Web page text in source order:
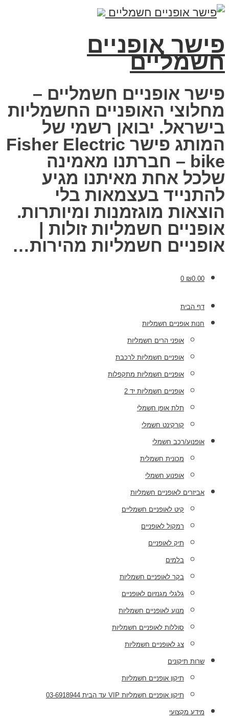
פישר אופניים
חשמליים
פישר אופניים חשמליים –
מחלוצי האופניים החשמליות
בישראל. יבואן רשמי של
המותג פישר Fisher Electric
bike – חברתנו מאמינה
שלכל אחת מאיתנו מגיע
להתנייד בעצמאות בלי
הוצאות מוגזמנות ומיותרות.
אופניים חשמליות זולות |
אופניים חשמליות מהירות…
₪0.00
0
דף הבית
חנות אופניים חשמליות
אופני הרים חשמליות
אופניים חשמליות לרכבת
אופניים חשמליות מתקפלות
אופניים חשמליות יד 2
תלת אופן חשמלי
קורקינט חשמלי
אופנוע/רכב חשמלי
מכונית חשמלית
אופנוע חשמלי
אביזרים לאופניים חשמליות
קיט לאופניים חשמליים
רמקול לאופניים
תיק לאופניים
בלמים
בקר לאופניים חשמליות
גלגלי מגנזיום לאופניים
מנוע לאופניים חשמליות
סוללות לאופניים חשמליות
צג לאופניים חשמליות
שרות תיקונים
תיקון אופניים חשמליות
תיקון אופניים חשמליות VIP עד הבית 03-6918944
מידע מקצועי